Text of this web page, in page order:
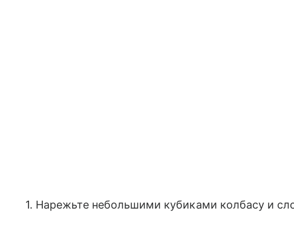
1. Нарежьте небольшими кубиками колбасу и